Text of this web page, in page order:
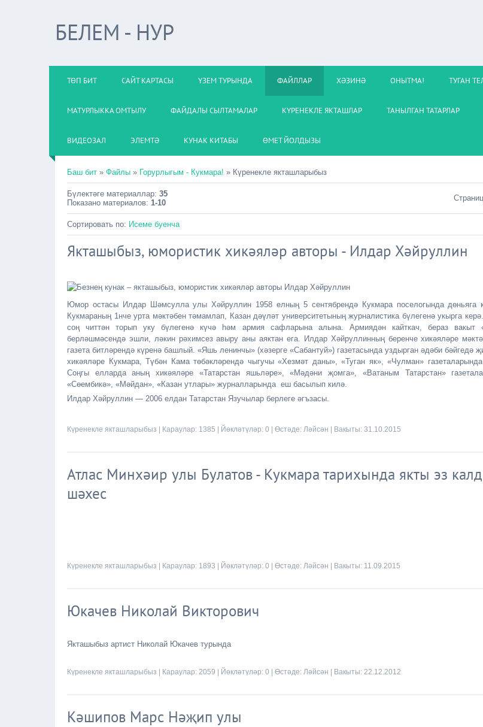
БЕЛЕМ - НУР
ТӨП БИТ САЙТ КАРТАСЫ ҮЗЕМ ТУРЫНДА ФАЙЛЛАР ХӘЗИНӘ ОНЫТМА! ТУГАН
МАТУРЛЫККА ОМТЫЛУ ФАЙДАЛЫ СЫЛТАМАЛАР КҮРЕНЕКЛЕ ЯКТАШЛАР ТАНЫЛГАН ТАТАРЛАР
ВИДЕОЗАЛ ЭЛЕМТӘ КУНАК КИТАБЫ ӨМЕТ ЙОЛДЫЗЫ
Баш бит » Файлы » Горурлыгым - Кукмара! » Күренекле якташларыбыз
Бүлектәге материаллар: 35
Показано материалов: 1-10
Сортировать по: Исеме буенча
Якташыбыз, юмористик хикәяләр авторы - Илдар Хәйруллин
Юмор остасы Илдар Шәмсулла улы Хәйруллин 1958 елның 5 сентябрендә Кукмара поселогында дөньяга
Кукмараның 1нче урта мәктәбен тәмамлап, Казан дәүләт университетының журналистика бүлегенә укырга
соң читтән торып уку бүлегенә күчә һәм армия сафларына алына. Армиядән кайткач, бераз вакыт
берләшмәсендә эшли, ләкин рәхимсез авыру аны аяктан ега. Илдар Хәйруллинның беренче хикәяләре
газета битләрендә күренә башлый. «Яшь ленинчы» (хәзерге «Сабантуй») газетасында уздырган әдәби бәйгедә
хикәяләре Кукмара, Түбән Кама төбәкләрендә чыгучы «Хезмәт даны», «Туган як», «Чулман»
Соңгы елларда аның хикәяләре «Татарстан яшьләре», «Мәдәни җомга», «Ватаным Татарстан»
«Сөембикә», «Мәйдан», «Казан утлары» журналларында еш басылып килә.
Илдар Хәйруллин — 2006 елдан Татарстан Язучылар берлеге әгъзасы.
Күренекле якташларыбыз | Караулар: 1385 | Йөкләтүләр: 0 | Өстәде: Ләйсән | Вакыты: 31.10.2015
Атлас Минхәир улы Булатов - Кукмара тарихында якты эз
шәхес
Күренекле якташларыбыз | Караулар: 1893 | Йөкләтүләр: 0 | Өстәде: Ләйсән | Вакыты: 11.09.2015
Юкачев Николай Викторович
Якташыбыз артист Николай Юкачев турында
Күренекле якташларыбыз | Караулар: 2059 | Йөкләтүләр: 0 | Өстәде: Ләйсән | Вакыты: 22.12.2012
Кәшипов Марс Нәҗип улы